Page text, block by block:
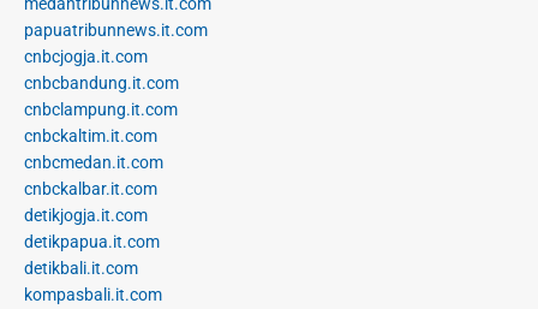
papuatribunnews.it.com
cnbcjogja.it.com
cnbcbandung.it.com
cnbclampung.it.com
cnbckaltim.it.com
cnbcmedan.it.com
cnbckalbar.it.com
detikjogja.it.com
detikpapua.it.com
detikbali.it.com
kompasbali.it.com